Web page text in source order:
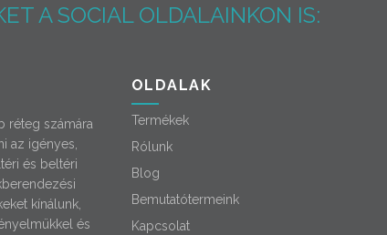
A SOCIAL OLDALAINKON IS:
réteg számára
az igényes,
és beltéri
kínálunk,
és
OLDALAK
Termékek
Rólunk
Blog
Bemutatótermeink
Kapcsolat